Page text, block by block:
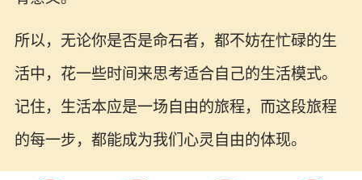
所以，无论你是否是命石者，都不妨在忙碌的生
活中，花一些时间来思考适合自己的生活模式。
记住，生活本应是一场自由的旅程，而这段旅程
的每一步，都能成为我们心灵自由的体现。